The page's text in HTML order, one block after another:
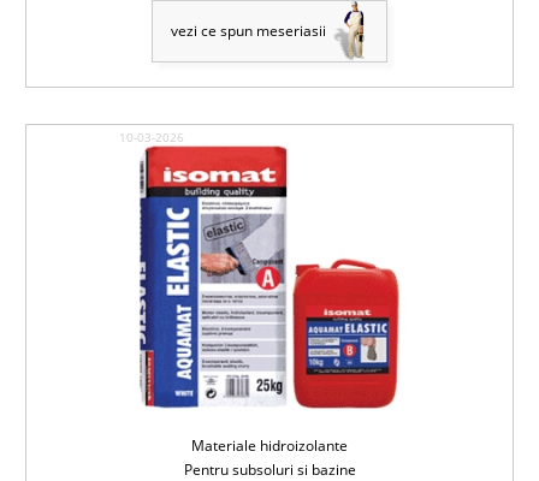
vezi ce spun meseriasii
10-03-2026
Materiale hidroizolante
Pentru subsoluri si bazine